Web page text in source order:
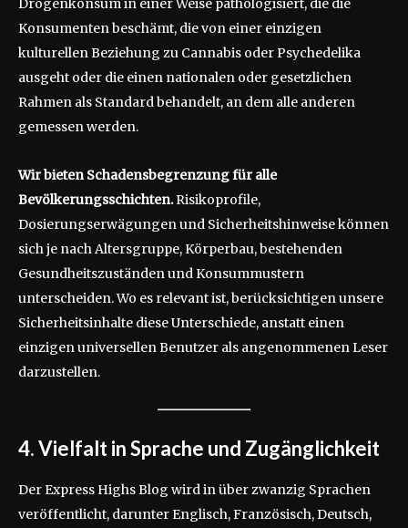
Drogenkonsum in einer Weise pathologisiert, die die
Konsumenten beschämt, die von einer einzigen
kulturellen Beziehung zu Cannabis oder Psychedelika
ausgeht oder die einen nationalen oder gesetzlichen
Rahmen als Standard behandelt, an dem alle anderen
gemessen werden.
Wir bieten Schadensbegrenzung für alle
Bevölkerungsschichten.Risikoprofile,
Dosierungserwägungen und Sicherheitshinweise können
sich je nach Altersgruppe, Körperbau, bestehenden
Gesundheitszuständen und Konsummustern
unterscheiden. Wo es relevant ist, berücksichtigen unsere
Sicherheitsinhalte diese Unterschiede, anstatt einen
einzigen universellen Benutzer als angenommenen Leser
darzustellen.
4. Vielfalt in Sprache und Zugänglichkeit
Der Express Highs Blog wird in über zwanzig Sprachen
veröffentlicht, darunter Englisch, Französisch, Deutsch,